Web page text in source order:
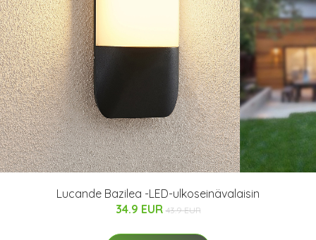
Lucande Bazilea -LED-ulkoseinävalaisin
34.9 EUR 43.9 EUR